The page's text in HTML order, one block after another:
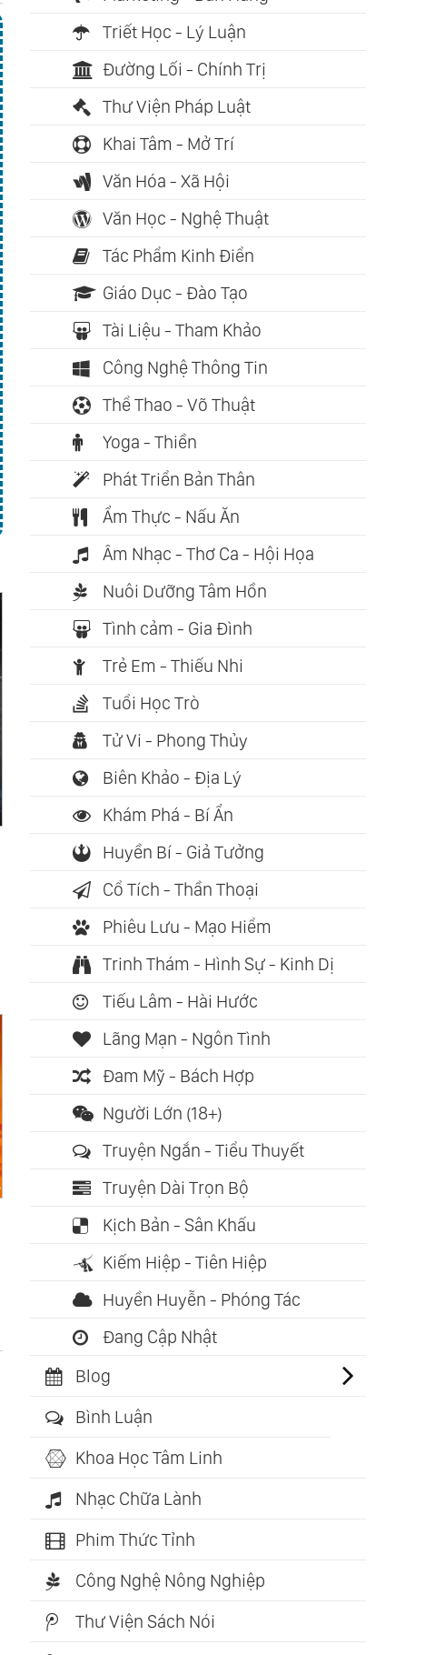
Sự Sống Của Đất -
Hãy Bảo Vệ Đất (Khoa
Học Tâm Linh)
Một Nguyên Tử Nhỏ
Đến Cỡ Nào? (Ted Ed)
Thời Đầu Nhà
Trần (Ngô Văn
Triết Học - Lý Luận
Đường Lối - Chính Trị
Thư Viện Pháp Luật
Khai Tâm - Mở Trí
Văn Hóa - Xã Hội
Văn Học - Nghệ Thuật
Tác Phẩm Kinh Điển
Giáo Dục - Đào Tạo
Tài Liệu - Tham Khảo
Công Nghệ Thông Tin
Thể Thao - Võ Thuật
Yoga - Thiền
Phát Triển Bản Thân
Ẩm Thực - Nấu Ăn
Âm Nhạc - Thơ Ca - Hội Họa
Nuôi Dưỡng Tâm Hồn
Tình cảm - Gia Đình
Trẻ Em - Thiếu Nhi
Tuổi Học Trò
Tử Vi - Phong Thủy
Biên Khảo - Địa Lý
Khám Phá - Bí Ẩn
Huyền Bí - Giả Tưởng
Cổ Tích - Thần Thoại
Phiêu Lưu - Mạo Hiểm
Trinh Thám - Hình Sự - Kinh Dị
Tiếu Lâm - Hài Hước
Lãng Mạn - Ngôn Tình
Đam Mỹ - Bách Hợp
Người Lớn (18+)
Truyện Ngắn - Tiểu Thuyết
Truyện Dài Trọn Bộ
Kịch Bản - Sân Khấu
Kiếm Hiệp - Tiên Hiệp
Huyền Huyễn - Phóng Tác
Đang Cập Nhật
Blog
Bình Luận
Khoa Học Tâm Linh
Nhạc Chữa Lành
Phim Thức Tỉnh
Công Nghệ Nông Nghiệp
Thư Viện Sách Nói